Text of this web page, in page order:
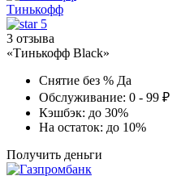
Тинькофф
5
3 отзыва
«Тинькофф Black»
Снятие без % Да
Обслуживание: 0 - 99 ₽
Кэшбэк: до 30%
На остаток: до 10%
Получить деньги